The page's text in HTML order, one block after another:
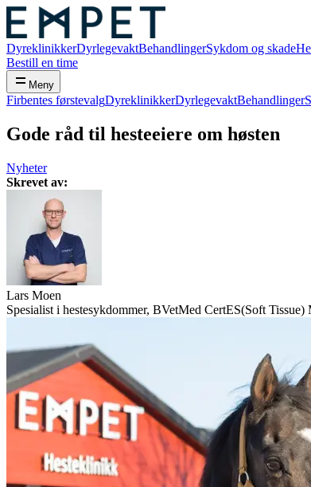
DyreklinikkerDyrlegevaktBehandlingerSykdom og skade
Bestill en time
Meny
Firbentes førstevalgDyreklinikkerDyrlegevaktBehandlinger
Gode råd til hesteeiere om høsten
Nyheter
Skrevet av:
Lars Moen
Spesialist i hestesykdommer, BVetMed CertES(Soft